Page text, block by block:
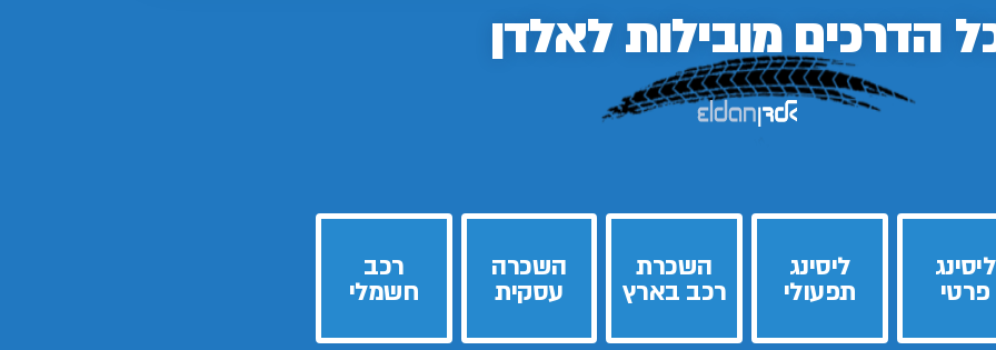
הדרכיםמובילות לאלדן
ליסינג
פרטי
ליסינג
תפעולי
השכרת
רכב בארץ
השכרה
עסקית
רכב
חשמלי